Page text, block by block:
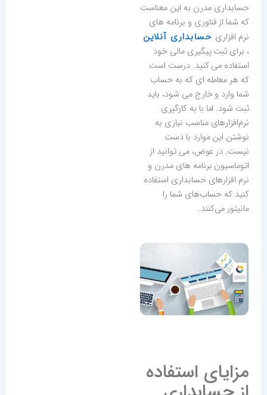
حسابداری مدرن به این معناست
که شما از فناوری و برنامه های
نرم افزاری حسابداری آنلاین
، برای ثبت پیگیری مالی خود
استفاده می کنید. درست است
که هر معامله ای که به حساب
شما وارد و خارج می شود، باید
ثبت شود. اما با به کارگیری
نرم‌افزارهای مناسب نیازی به
نوشتن این موارد با دست
نیست. در عوض، می توانید از
اتوماسیون برنامه های مدرن و
نرم افزارهای حسابداری استفاده
کنید که حساب‌های شما را
مانیتور می‌کنند.
مزایای استفاده